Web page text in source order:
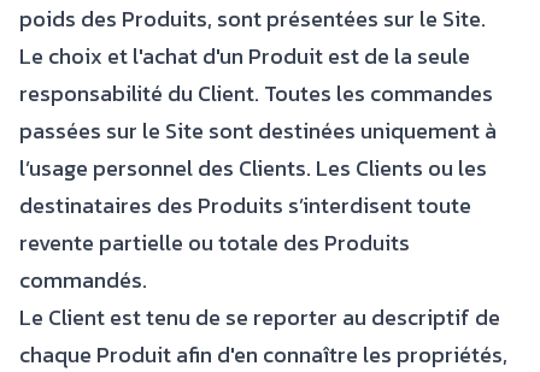
poids des Produits, sont présentées sur le Site.
Le choix et l'achat d'un Produit est de la seule
responsabilité du Client. Toutes les commandes
passées sur le Site sont destinées uniquement à
l’usage personnel des Clients. Les Clients ou les
destinataires des Produits s’interdisent toute
revente partielle ou totale des Produits
commandés.
Le Client est tenu de se reporter au descriptif de
chaque Produit afin d'en connaître les propriétés,